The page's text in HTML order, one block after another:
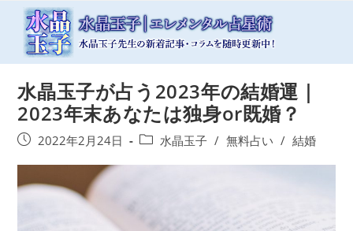
水晶玉子が占う2023年の結婚運｜
2023年末あなたは独身or既婚？
投
開
2022年2月24日
投
リ
水晶玉子 / 無料占い / 結婚